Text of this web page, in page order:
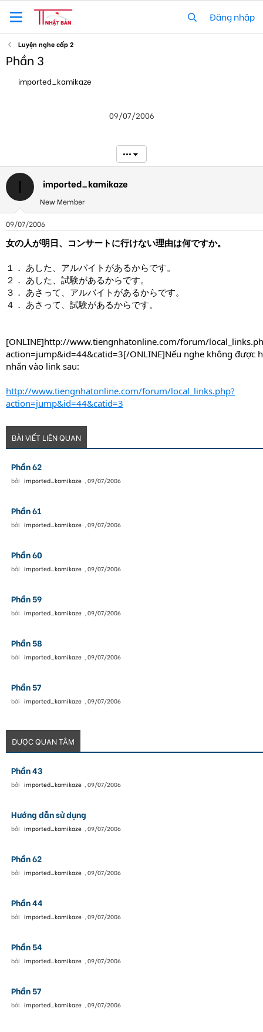
Đăng nhập
Luyện nghe cấp 2
Phần 3
h
r
r
imported_kamikaze
g
09/07/2006
•••
I imported_kamikaze
New Member
09/07/2006
女の人が明日、コンサートに行けない理由は何ですか。
１． あした、アルバイトがあるからです。
２． あした、試験があるからです。
３． あさって、アルバイトがあるからです。
４． あさって、試験があるからです。
[ONLINE]http://www.tiengnhatonline.com/forum/
action=jump&id=44&catid=3[/ONLINE]Nếu nghe không được
nhấn vào link sau:
http://www.tiengnhatonline.com/forum/local_links.php?
action=jump&id=44&catid=3
BÀI VIẾT LIÊN QUAN
Phần 62
bởi imported_kamikaze ,09/07/2006
Phần 61
bởi imported_kamikaze ,09/07/2006
Phần 60
bởi imported_kamikaze ,09/07/2006
Phần 59
bởi imported_kamikaze ,09/07/2006
Phần 58
bởi imported_kamikaze ,09/07/2006
Phần 57
bởi imported_kamikaze ,09/07/2006
ĐƯỢC QUAN TÂM
Phần 43
bởi imported_kamikaze ,09/07/2006
Hướng dẫn sử dụng
bởi imported_kamikaze ,09/07/2006
Phần 62
bởi imported_kamikaze ,09/07/2006
Phần 44
bởi imported_kamikaze ,09/07/2006
Phần 54
bởi imported_kamikaze ,09/07/2006
Phần 57
bởi imported_kamikaze ,09/07/2006